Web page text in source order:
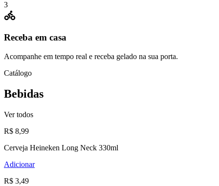
3
Receba em casa
Acompanhe em tempo real e receba gelado na sua porta.
Catálogo
Bebidas
Ver todos
R$ 8,99
Cerveja Heineken Long Neck 330ml
Adicionar
R$ 3,49